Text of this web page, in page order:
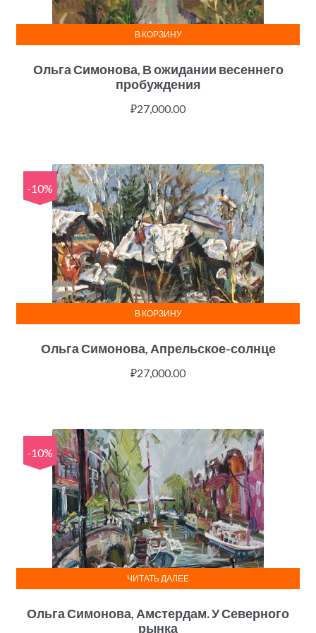
Ольга Симонова, В ожидании весеннего
пробуждения
₽27,000.00
В КОРЗИНУ
-10%
Ольга Симонова, Апрельское-солнце
₽27,000.00
В КОРЗИНУ
-10%
Ольга Симонова, Амстердам. У Северного
рынка
ЧИТАТЬ ДАЛЕЕ